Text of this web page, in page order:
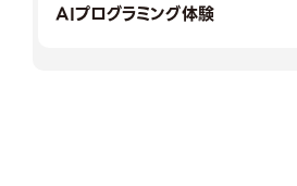
AIプログラミング体験